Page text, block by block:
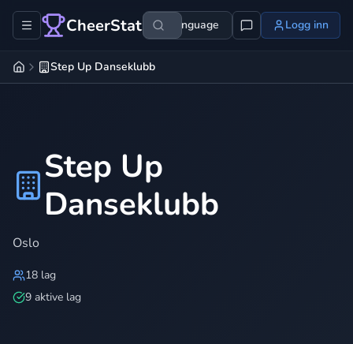
CheerStats Language Logg inn
Step Up Danseklubb
Step Up
Danseklubb
Oslo
18 lag
9 aktive lag